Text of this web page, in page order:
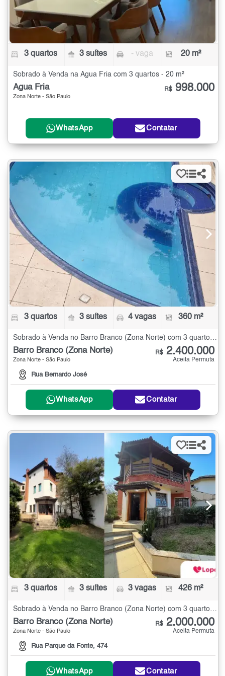
3 quartos 3 suítes - vaga 20 m²
Sobrado à Venda na Água Fria com 3 quartos - 20 m²
Água Fria
Zona Norte - São Paulo
R$ 998.000
WhatsApp Contatar
3 quartos 3 suítes 4 vagas 360 m²
Barro Branco (Zona Norte)
Zona Norte - São Paulo
Rua Bernardo José
R$ 2.400.000
Aceita Permuta
WhatsApp Contatar
3 quartos 3 suítes 3 vagas 426 m²
Sobrado à Venda no Barro Branco (Zona Norte) com 3 quartos - 426 m²
Barro Branco (Zona Norte)
Zona Norte - São Paulo
Rua Parque da Fonte, 474
R$ 2.000.000
Aceita Permuta
WhatsApp Contatar